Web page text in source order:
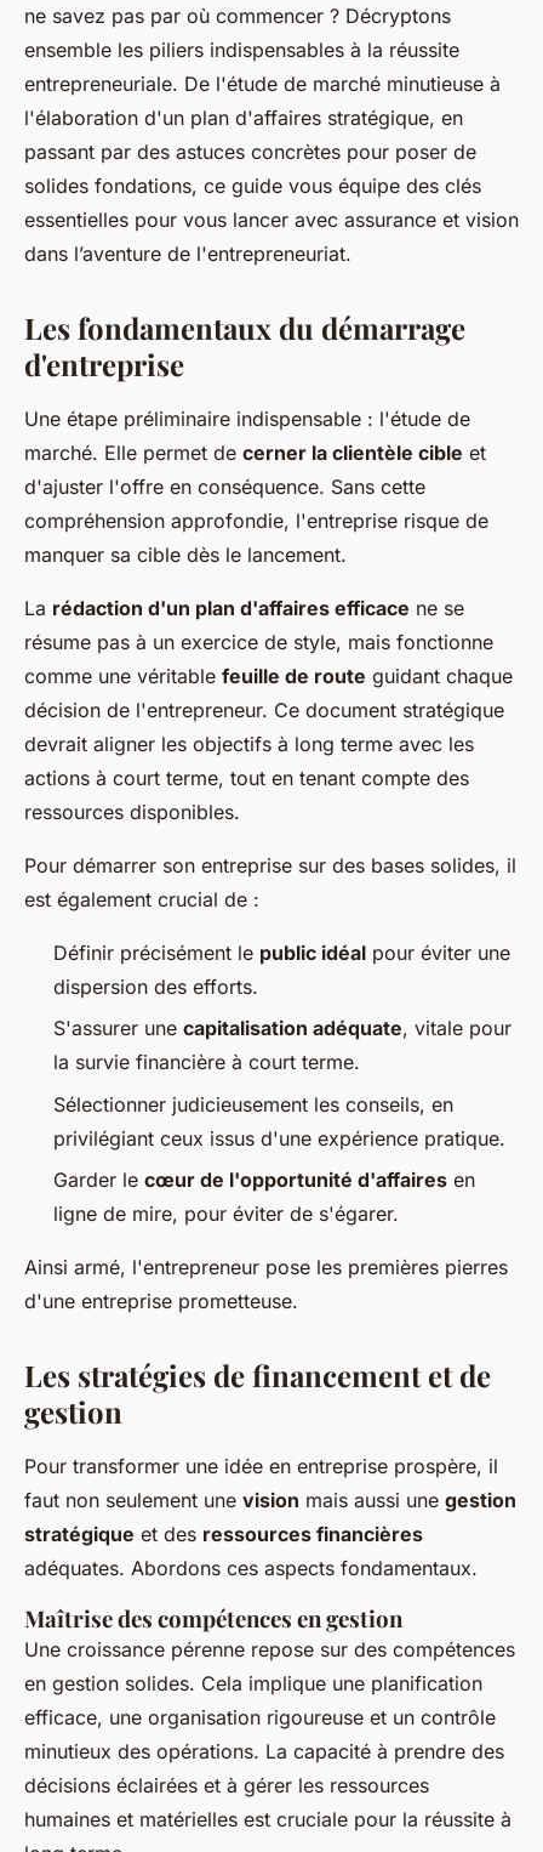
ne savez pas par où commencer ? Décryptons
ensemble les piliers indispensables à la réussite
entrepreneuriale. De l'étude de marché minutieuse à
l'élaboration d'un plan d'affaires stratégique, en
passant par des astuces concrètes pour poser de
solides fondations, ce guide vous équipe des clés
essentielles pour vous lancer avec assurance et vision
dans l’aventure de l'entrepreneuriat.
Les fondamentaux du démarrage
d'entreprise
Une étape préliminaire indispensable : l'étude de
marché. Elle permet de cerner la clientèle cible et
d'ajuster l'offre en conséquence. Sans cette
compréhension approfondie, l'entreprise risque de
manquer sa cible dès le lancement.
La rédaction d'un plan d'affaires efficace ne se
résume pas à un exercice de style, mais fonctionne
comme une véritable feuille de route guidant chaque
décision de l'entrepreneur. Ce document stratégique
devrait aligner les objectifs à long terme avec les
actions à court terme, tout en tenant compte des
ressources disponibles.
Pour démarrer son entreprise sur des bases solides, il
est également crucial de :
Définir précisément le public idéal pour éviter une
dispersion des efforts.
S'assurer une capitalisation adéquate, vitale pour
la survie financière à court terme.
Sélectionner judicieusement les conseils, en
privilégiant ceux issus d'une expérience pratique.
Garder le cœur de l'opportunité d'affaires en
ligne de mire, pour éviter de s'égarer.
Ainsi armé, l'entrepreneur pose les premières pierres
d'une entreprise prometteuse.
Les stratégies de financement et de
gestion
Pour transformer une idée en entreprise prospère, il
faut non seulement une vision mais aussi une gestion
stratégique et des ressources financières
adéquates. Abordons ces aspects fondamentaux.
Maîtrise des compétences en gestion
Une croissance pérenne repose sur des compétences
en gestion solides. Cela implique une planification
efficace, une organisation rigoureuse et un contrôle
minutieux des opérations. La capacité à prendre des
décisions éclairées et à gérer les ressources
humaines et matérielles est cruciale pour la réussite à